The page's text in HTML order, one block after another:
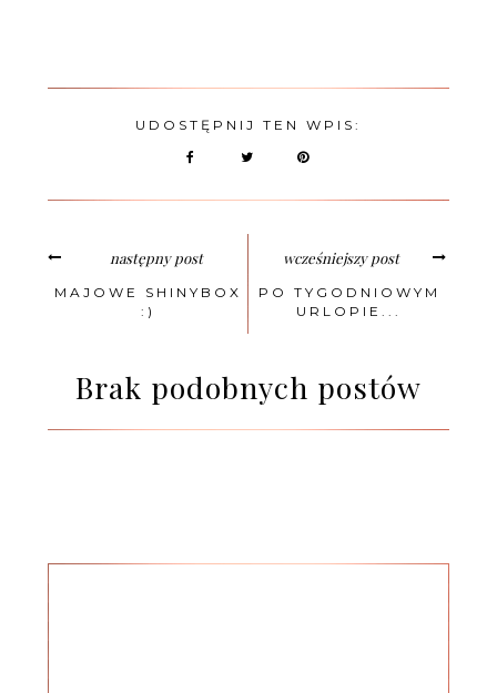
UDOSTĘPNIJ TEN WPIS:
następny post
MAJOWE SHINYBOX
:)
wcześniejszy post
PO TYGODNIOWYM
URLOPIE...
Brak podobnych postów